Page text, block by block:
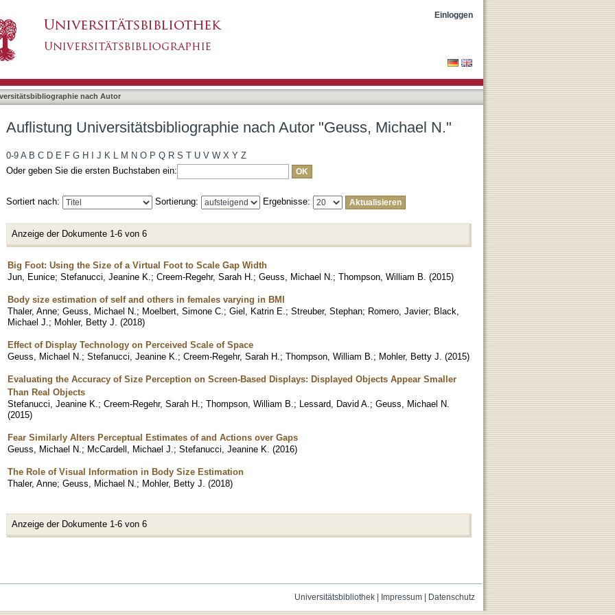
Einloggen
nach Autor
Auflistung Universitätsbibliographie nach Autor "Geuss, Michael N."
0-9 A B C D E F G H J K L M N O P Q R S T U V W X Y Z
Oder geben Sie die ersten Buchstaben ein:
Sortiert nach: Sortierung: Ergebnisse:
Anzeige der Dokumente 1-6 von 6
Big Foot: Using the Size of a Virtual Foot to Scale Gap Width
Jun, Eunice; Stefanucci, Jeanine K. ; Creem-Regehr, Sarah H. ; Geuss, Michael N. ; Thompson, William B. (2015)
Body size estimation of self and others in females varying in BMI
Thaler, Anne; Geuss, Michael N. ; Moelbert, Simone C. ; Giel, Katrin E. ; Streuber, Stephan; Romero, Javier; Black,
Michael J. ; Mohler, Betty J. (2018)
Effect of Display Technology on Perceived Scale of Space
Geuss, Michael N. ; Stefanucci, Jeanine K. ; Creem-Regehr, Sarah H. ; Thompson, William B. ; Mohler, Betty J. (2015)
Evaluating the Accuracy of Size Perception on Screen-Based Displays: Displayed Objects Appear Smaller
Than Real Objects
Stefanucci, Jeanine K. ; Creem-Regehr, Sarah H. ; Thompson, William B. ; Lessard, David A. ; Geuss, Michael N.
(2015)
Fear Similarly Alters Perceptual Estimates of and Actions over Gaps
Geuss, Michael N. ; McCardell, Michael J. ; Stefanucci, Jeanine K. (2016)
The Role of Visual Information in Body Size Estimation
Thaler, Anne; Geuss, Michael N. ; Mohler, Betty J. (2018)
Anzeige der Dokumente 1-6 von 6
Universitätsbibliothek| Impressum| Datenschutz